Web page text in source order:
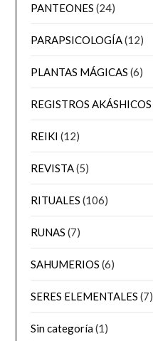
PANTEONES (24)
PARAPSICOLOGÍA(12)
PLANTAS MÁGICAS (6)
REGISTROS AKÁSHICOS
REIKI (12)
REVISTA(5)
RITUALES (106)
RUNAS (7)
SAHUMERIOS (6)
SERES ELEMENTALES (7)
Sin categoría(1)